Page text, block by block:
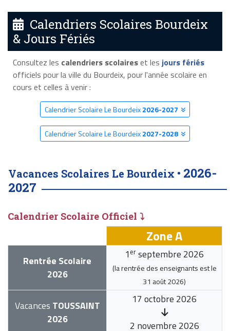
Calendriers Scolaires Bourdeix
& Jours Fériés
Consultez les calendriers scolaireset les jours fériés
officiels pour la ville du Bourdeix, pour l'année scolaire en
cours et celles à venir :
Calendrier Scolaire Le Bourdeix2026-2027
Calendrier Scolaire Le Bourdeix2027-2028
Vacances Scolaires Le Bourdeix • 2026-
2027
Calendrier Scolaire Officiel ⤵
Zone A
Rentrée Scolaire
2026
1 er septembre 2026
(la rentrée des enseignants est le
31 août 2026)
Vacances TOUSSAINT
2026
17 octobre 2026
2 novembre 2026